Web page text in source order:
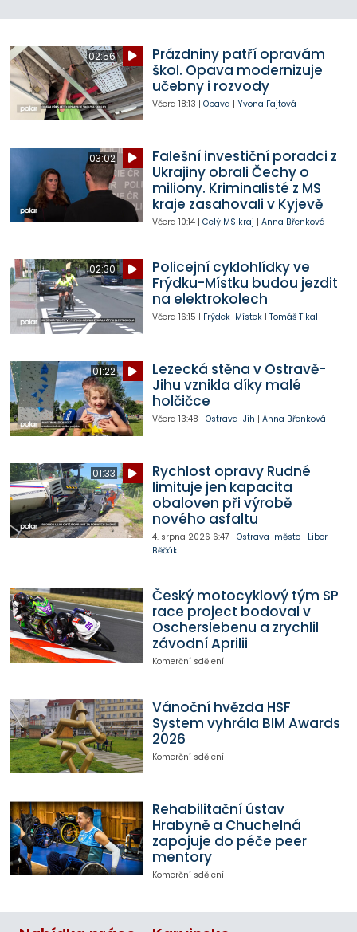
02:56
Prázdniny patří opravám
škol. Opava modernizuje
učebny i rozvody
Včera 18:13 | Opava | Yvona Fajtová
03:02
Falešní investiční poradci z
Ukrajiny obrali Čechy o
miliony. Kriminalisté z MS
kraje zasahovali v Kyjevě
Včera 10:14| Celý MS kraj | Anna Břenková
02:30
Policejní cyklohlídky ve
Frýdku-Místku budou jezdit
na elektrokolech
Včera 16:15 | Frýdek-Místek| Tomáš Tikal
01:22
Lezecká stěna v Ostravě-
Jihu vznikla díky malé
holčičce
Včera 13:48 | Ostrava-Jih | Anna Břenková
01:33
Rychlost opravy Rudné
limituje jen kapacita
obaloven při výrobě
nového asfaltu
4. srpna 2026 6:47 | Ostrava-město| Libor
Běčák
Český motocyklový tým SP
race project bodoval v
Oscherslebenu a zrychlil
závodní Aprilii
Komerční sdělení
Vánoční hvězda HSF
System vyhrála BIM Awards
2026
Komerční sdělení
Rehabilitační ústav
Hrabyně a Chuchelná
zapojuje do péče peer
mentory
Komerční sdělení